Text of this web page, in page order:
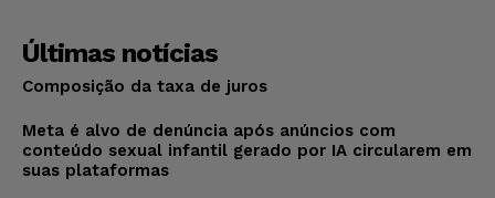
Últimas notícias
Composição da taxa de juros
Meta é alvo de denúncia após anúncios com
conteúdo sexual infantil gerado por IA circularem em
suas plataformas